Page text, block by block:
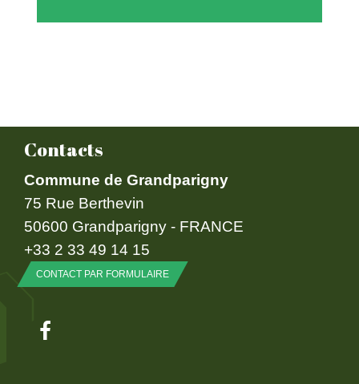
Contacts
Commune de Grandparigny
75 Rue Berthevin
50600 Grandparigny - FRANCE
+33 2 33 49 14 15
CONTACT PAR FORMULAIRE